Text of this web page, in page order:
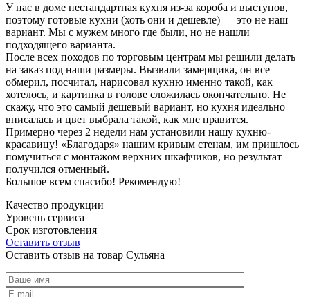
У нас в доме нестандартная кухня из-за короба и выступов,
поэтому готовые кухни (хоть они и дешевле) — это не наш
вариант. Мы с мужем много где были, но не нашли
подходящего варианта.
После всех походов по торговым центрам мы решили делать
на заказ под наши размеры. Вызвали замерщика, он все
обмерил, посчитал, нарисовал кухню именно такой, как
хотелось, и картинка в голове сложилась окончательно. Не
скажу, что это самый дешевый вариант, но кухня идеально
вписалась и цвет выбрала такой, как мне нравится.
Примерно через 2 недели нам установили нашу кухню-
красавицу! «Благодаря» нашим кривым стенам, им пришлось
помучиться с монтажом верхних шкафчиков, но результат
получился отменный.
Большое всем спасибо! Рекомендую!
Качество продукции
Уровень сервиса
Срок изготовления
Оставить отзыв
Оставить отзыв на товар Сульяна